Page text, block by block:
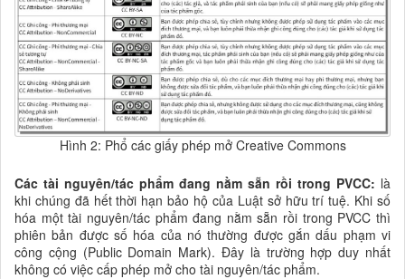
Hình 2: Phổ các giấy phép mở Creative Commons
Các tài nguyên/tác phẩm đang nằm sẵn rồi trong PVCC: là
khi chúng đã hết thời hạn bảo hộ của Luật sở hữu trí tuệ. Khi số
hóa một tài nguyên/tác phẩm đang nằm sẵn rồi trong PVCC thì
phiên bản được số hóa của nó thường được gắn dấu phạm vi
công cộng (Public Domain Mark). Đây là trường hợp duy nhất
không có việc cấp phép mở cho tài nguyên/tác phẩm.